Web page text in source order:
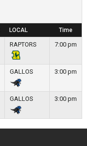
LOCAL Time
RAPTORS 7:00 pm
GALLOS 3:00 pm
GALLOS 3:00 pm